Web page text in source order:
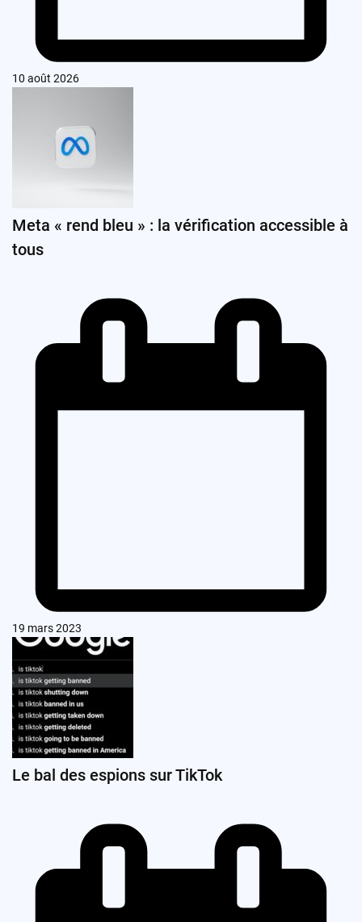
10 août 2026
Meta « rend bleu » : la vérification accessible à
tous
19 mars 2023
Le bal des espions sur TikTok